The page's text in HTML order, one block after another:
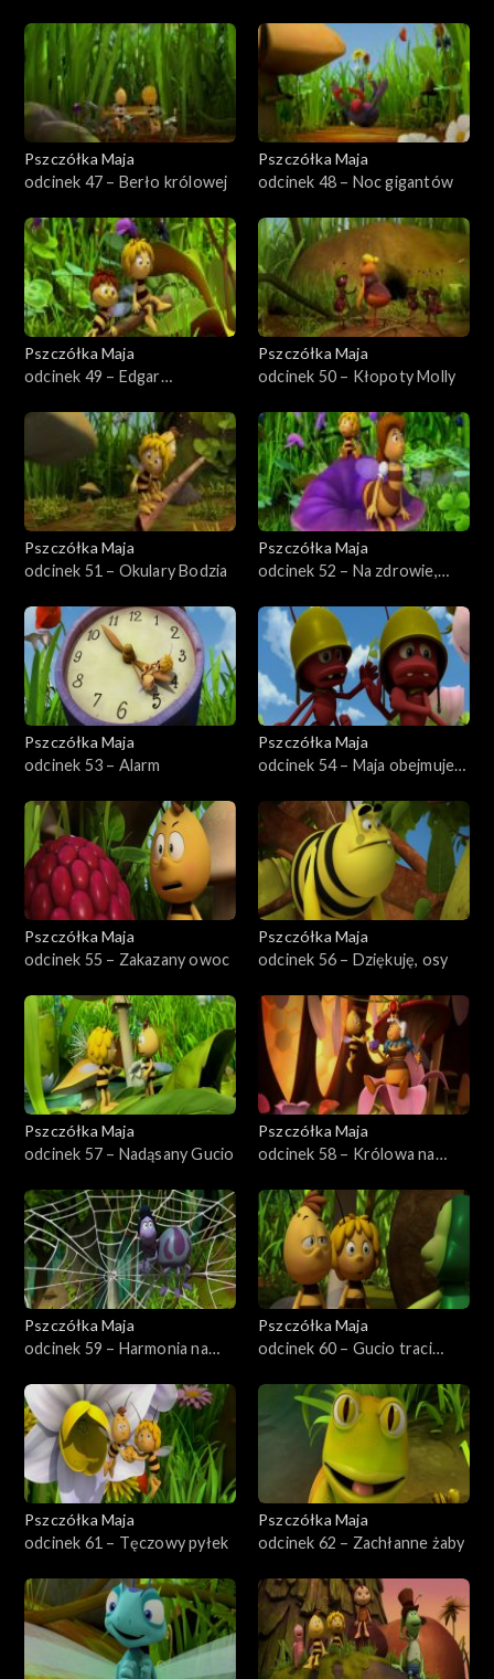
Pszczółka Maja
odcinek 47 – Berło królowej
Pszczółka Maja
odcinek 48 – Noc gigantów
Pszczółka Maja
odcinek 49 – Edgar
Pszczółka Maja
odcinek 50 – Kłopoty Molly
Pszczółka Maja
odcinek 51 – Okulary Bodzia
Pszczółka Maja
odcinek 52 – Na zdrowie,
Pszczółka Maja
odcinek 53 – Alarm
Pszczółka Maja
odcinek 54 – Maja obejmuje
Pszczółka Maja
odcinek 55 – Zakazany owoc
Pszczółka Maja
odcinek 56 – Dziękuję, osy
Pszczółka Maja
odcinek 57 – Nadąsany Gucio
Pszczółka Maja
odcinek 58 – Królowa na
Pszczółka Maja
odcinek 59 – Harmonia na
Pszczółka Maja
odcinek 60 – Gucio traci
Pszczółka Maja
odcinek 61 – Tęczowy pyłek
Pszczółka Maja
odcinek 62 – Zachłanne żaby